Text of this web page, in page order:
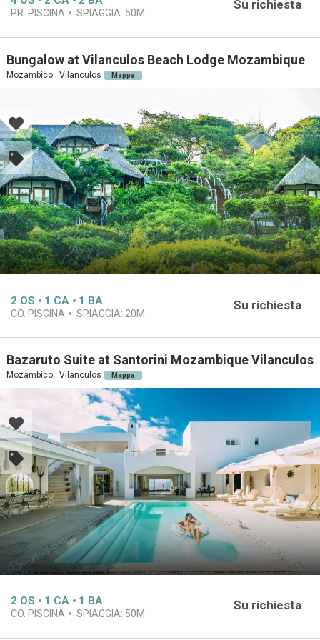
PR. PISCINA SPIAGGIA: 50M
Su richiesta
Bungalow at Vilanculos Beach Lodge Mozambique
Mozambico · Vilanculos Mappa
2 OS 1 CA 1 BA
CO. PISCINA SPIAGGIA: 20M
Su richiesta
Bazaruto Suite at Santorini Mozambique Vilanculos
Mozambico · Vilanculos Mappa
2 OS 1 CA 1 BA
CO. PISCINA SPIAGGIA: 50M
Su richiesta